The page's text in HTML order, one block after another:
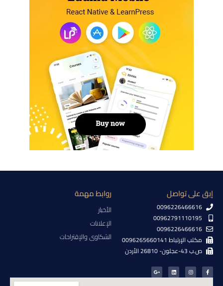
إبق على تواصل
0096226466616
00962791110195
0096226466616
مكتب الإرتباط 0096265660141
ص.ب 43-عجلون- 26810 الأردن
روابط مهمة
الأخبار
الإعلانات
الشكاوى والإقتراحات